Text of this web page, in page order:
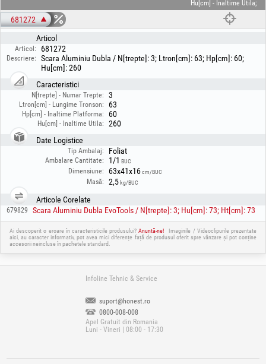
Hu[cm] - Inaltime Utila;
681272
Articol
Articol: 681272
Descriere:
Scara Aluminiu Dubla / N[trepte]: 3; Ltron[cm]: 63; Hp[cm]: 60;
Hu[cm]: 260
Caracteristici
N[trepte] - Numar Trepte: 3
Ltron[cm] - Lungime Tronson: 63
Hp[cm] - Inaltime Platforma: 60
Hu[cm] - Inaltime Utila:
260
Date Logistice
Tip Ambalaj: Foliat
Ambalare Cantitate: 1/1 BUC
Dimensiune: 63x41x16cm/BUC
Masă: 2,5 kg/BUC
Articole Corelate
679829 Scara Aluminiu Dubla EvoTools / N[trepte]: 3; Hu[cm]: 73; Ht[cm]: 73
Ai descoperit o eroare în caracteristicile produsului?Anuntă-ne!
Imaginile / Videoclipurile prezentate
aici, au caracter informativ, pot avea mici diferențe față de produsul oferit spre vânzare și pot conține
accesorii neincluse în pachetele standard.
Infoline Tehnic & Service
suport@honest.ro
0800-008-008
Apel Gratuit din Romania
Luni - Vineri | 08:00 - 17:30